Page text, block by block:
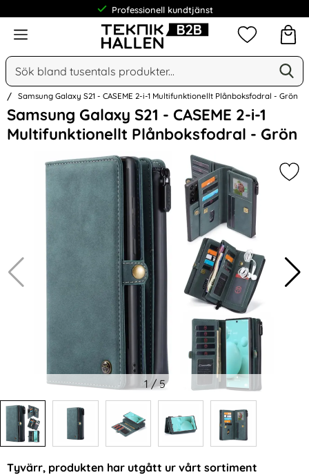
Professionell kundtjänst
Meny
Sök
Sök på Narse Group AB
Mina
Samsung Galaxy S21 - CASEME 2-i-1 Multifunktionellt Plånboksfodral - Grön
Samsung Galaxy S21 - CASEME 2-i-1
Multifunktionellt Plånboksfodral - Grön
Hoppa
över
Bilder
1 /5
Tyvärr, produkten har utgått ur vårt sortiment